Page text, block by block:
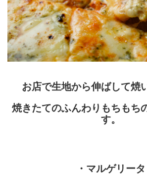
お店で生地から伸ばして焼
焼きたてのふんわりもちもち
す。
・マルゲリータ